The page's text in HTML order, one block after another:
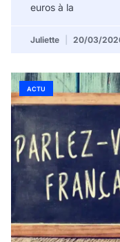
euros à la
Juliette 20/03/
ACTU